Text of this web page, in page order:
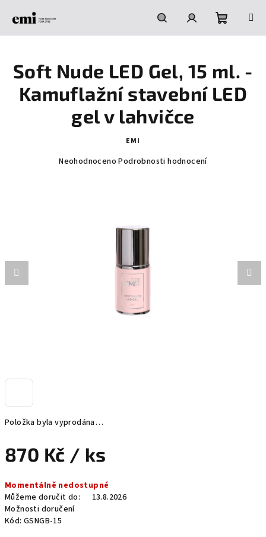
HledatPřihlášeníNákupní
košík
Položka byla vyprodána…
870 Kč / ks
cena:
Momentálně nedostupné
Můžeme doručit do:
13.8.2026
Možnosti doručení
Kód: GSNGB-15
Soft Nude LED Gel, 15 ml. -
Kamuflažní stavební LED
gel v lahvičce
EMI
Průměrné
Neohodnoceno Podrobnosti hodnocení